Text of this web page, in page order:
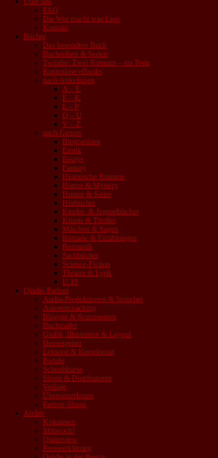
FAQ
Die Wer macht was Liste
Kontakt
Bücher
Das besondere Buch
Buchreihen & Serien
Twindie: Zwei Romane – ein Preis
Kostenlose eBooks
nach AutorInnen
A – E
F – K
L – P
Q – U
V – Z
nach Genres
Biographien
Erotik
Essays
Fantasy
Historische Romane
Horror & Mystery
Humor & Satire
Hörbücher
Kinder- & Jugendbücher
Krimis & Thriller
Märchen & Sagen
Romane & Erzählungen
Romantik
Sachbücher
Science-Fiction
Theater & Lyrik
U 18
Qindie-Partner
Audio-Produktionen & Sprecher
Autorencoaching
Blogger & Rezensenten
Buchtrailer
Grafik, Illustration & Layout
Herausgeber
Lektorat & Korrektorat
Portale
Schreibkurse
Shops & Distributoren
Verlage
ÜbersetzerInnen
Partner-Shops
Archiv
Kolumnen
Mittwoch!
Qinterview
Presseerklärung